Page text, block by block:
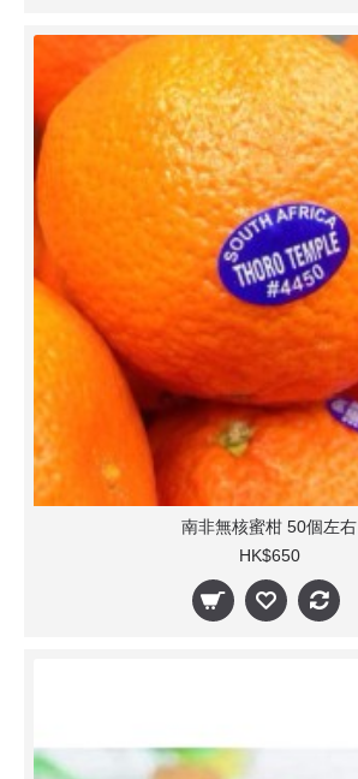
南非無核蜜柑 50個左右
HK$650